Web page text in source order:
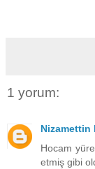
1 yorum:
Nizamettin
Hocam
etmiş gibi